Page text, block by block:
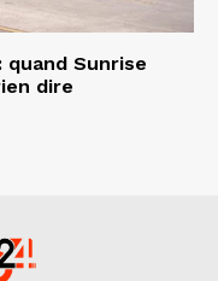
quand Sunrise
dire